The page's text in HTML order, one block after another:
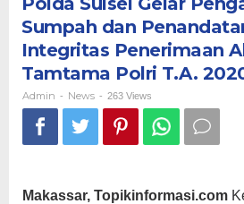
dan
Penandatanganan
Pakta
Integritas
Penerimaan
Akpol
Tamtama
Polri
Sumpah dan
Integritas Penerimaan
Tamtama Polri T.A.
Admin - News - 263 Views
Makassar, Topikinformasi.com